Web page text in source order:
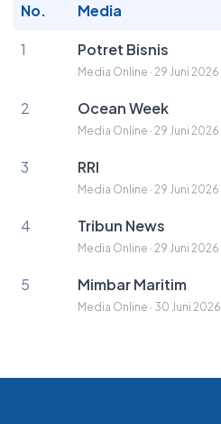
No. Media
1 Potret Bisnis
Media Online · 29 Juni 2026
2 Ocean Week
Media Online · 29 Juni 2026
3 RRI
Media Online · 29 Juni 2026
4 Tribun News
Media Online · 29 Juni 2026
5 Mimbar Maritim
Media Online · 30 Juni 2026